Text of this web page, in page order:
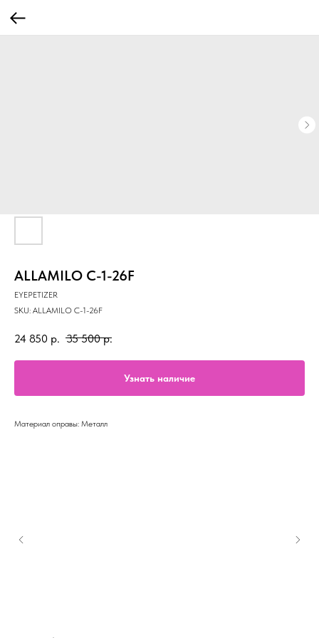
ALLAMILO C-1-26F
EYEPETIZER
SKU: ALLAMILO C-1-26F
24 850 р. 35 500 р.
Узнать наличие
Материал оправы: Металл